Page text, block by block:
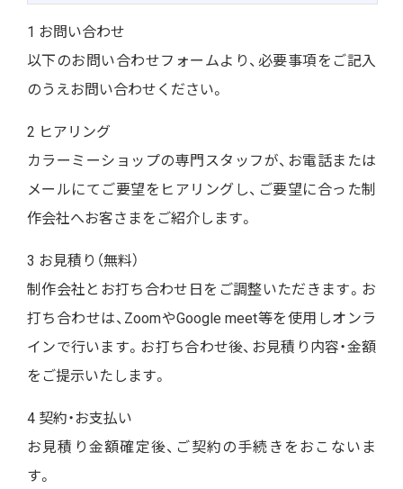
1 お問い合わせ
以下のお問い合わせフォームより、必要事項をご記入
のうえお問い合わせください。
2 ヒアリング
カラーミーショップの専門スタッフが、お電話または
メールにてご要望をヒアリングし、ご要望に合った制
作会社へお客さまをご紹介します。
3 お見積り（無料）
制作会社とお打ち合わせ日をご調整いただきます。お
打ち合わせは、ZoomやGoogle meet等を使用しオンラ
インで行います。お打ち合わせ後、お見積り内容・金額
をご提示いたします。
4 契約・お支払い
お見積り金額確定後、ご契約の手続きをおこないま
す。